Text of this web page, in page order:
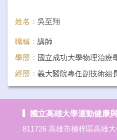
姓名： 吳至翔
職稱： 講師
學歷： 國立成功大學物理治療
經歷： 義大醫院專任副技術組
人
任教科目：運動傷害防護儀器
國立高雄大學運動健康
811726 高雄市楠梓區高雄